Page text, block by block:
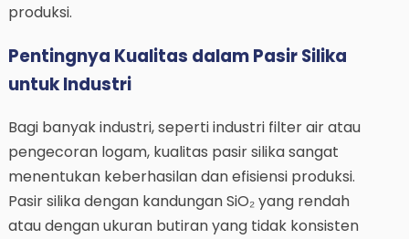
produksi.
Pentingnya Kualitas dalam Pasir Silika
untuk Industri
Bagi banyak industri, seperti industri filter air atau
pengecoran logam, kualitas pasir silika sangat
menentukan keberhasilan dan efisiensi produksi.
Pasir silika dengan kandungan SiO₂ yang rendah
atau dengan ukuran butiran yang tidak konsisten